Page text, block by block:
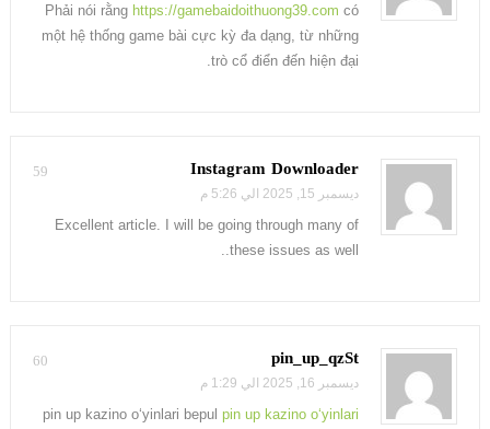
Phải nói rằng https://gamebaidoithuong39.com có
một hệ thống game bài cực kỳ đa dạng, từ những
trò cổ điển đến hiện đại.
59 Instagram Downloader
ديسمبر 15, 2025 الي 5:26 م
Excellent article. I will be going through many of
these issues as well..
60 pin_up_qzSt
ديسمبر 16, 2025 الي 1:29 م
pin up kazino o‘yinlari bepulpin up kazino o‘yinlari